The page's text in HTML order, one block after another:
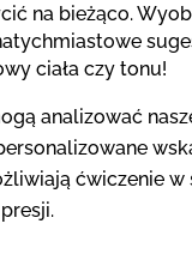
na bieżąco.
ciała czy tonu!
analizować
ćwiczenie w